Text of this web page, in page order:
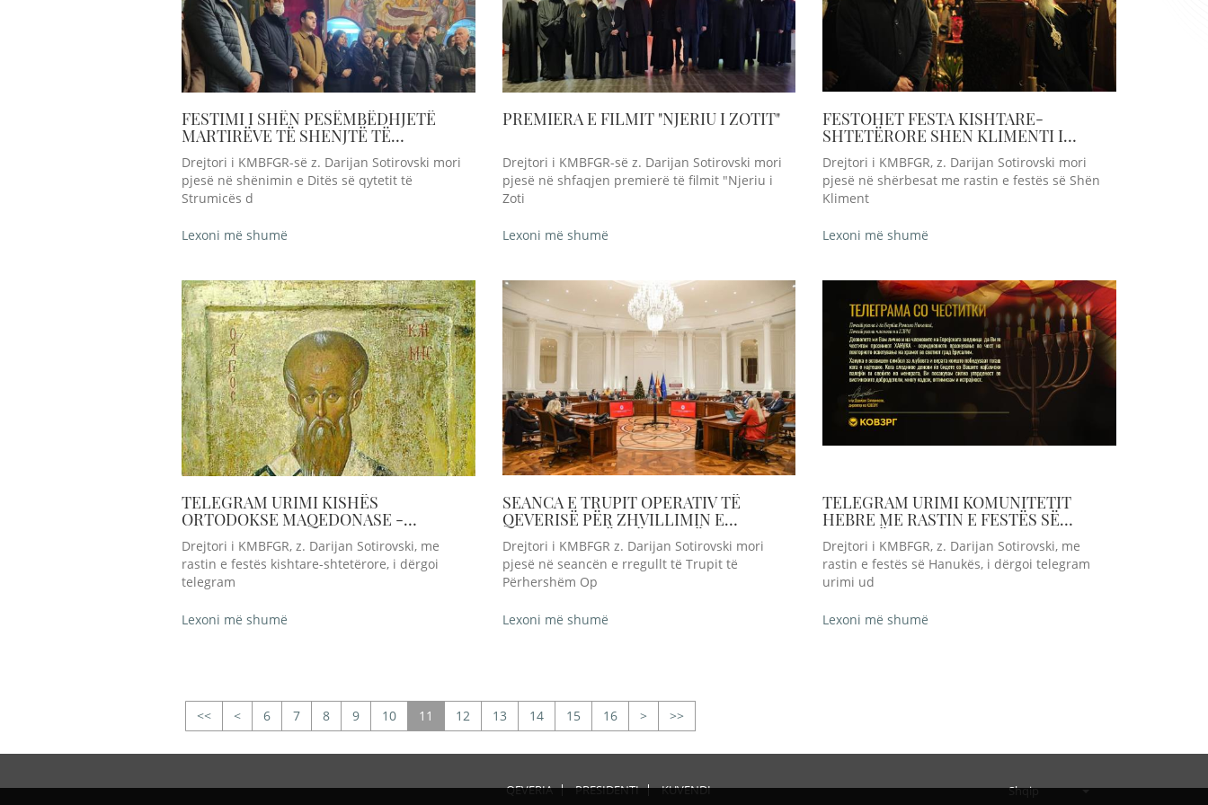
FESTIMI I SHËN PESËMBËDHJETË
MARTIRËVE TË SHENJTË TË
TIVERIOPOLIT
Drejtori i KMBFGR-së z. Darijan Sotirovski mori
pjesë në shënimin e Ditës së qytetit të
Strumicës d
Lexoni më shumë
PREMIERA E FILMIT "NJERIU I ZOTIT"
Drejtori i KMBFGR-së z. Darijan Sotirovski mori
pjesë në shfaqjen premierë të filmit "Njeriu i
Zoti
Lexoni më shumë
FESTOHET FESTA KISHTARE-
SHTETËRORE SHEN KLIMENTI I
OHRIT
Drejtori i KMBFGR, z. Darijan Sotirovski mori
pjesë në shërbesat me rastin e festës së Shën
Kliment
Lexoni më shumë
TELEGRAM URIMI KISHËS
ORTODOKSE MAQEDONASE -
KRYEPESHKOPATA E OHHRIT ME
RASTIN E FESTES SE SHEN KLI
Drejtori i KMBFGR, z. Darijan Sotirovski, me
rastin e festës kishtare-shtetërore, i dërgoi
telegram
Lexoni më shumë
SEANCA E TRUPIT OPERATIV TË
QEVERISË PËR ZHVILLIMIN E
KONCEPTIT TË NJË SHOQËRI DHE
INTERKULTURALIZM
Drejtori i KMBFGR z. Darijan Sotirovski mori
pjesë në seancën e rregullt të Trupit të
Përhershëm Op
Lexoni më shumë
TELEGRAM URIMI KOMUNITETIT
HEBRE ME RASTIN E FESTËS SË
HANUKËS
Drejtori i KMBFGR, z. Darijan Sotirovski, me
rastin e festës së Hanukës, i dërgoi telegram
urimi ud
Lexoni më shumë
>> < 6 7 8 9 10 11 12 13 14 15 16 > >>
QEVERIA PRESIDENTI KUVENDI Shqip